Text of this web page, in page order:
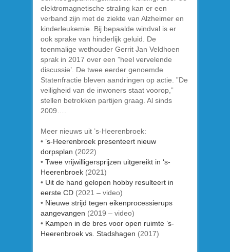
elektromagnetische straling kan er een
verband zijn met de ziekte van Alzheimer en
kinderleukemie. Bij bepaalde windval is er
ook sprake van hinderlijk geluid. De
toenmalige wethouder Gerrit Jan Veldhoen
sprak in 2017 over een ”heel vervelende
discussie’. De twee eerder genoemde
Statenfractie bleven aandringen op actie. ”De
veiligheid van de inwoners staat voorop,”
stellen betrokken partijen graag. Al sinds
2009….
Meer nieuws uit ’s-Heerenbroek:
• ’s-Heerenbroek presenteert nieuw
dorpsplan (2022)
• Twee vrijwilligersprijzen uitgereikt in ‘s-
Heerenbroek (2021)
• Uit de hand gelopen hobby resulteert in
eerste CD (2021 – video)
• Nieuwe strijd tegen eikenprocessierups
aangevangen (2019 – video)
• Kampen in de bres voor open ruimte ’s-
Heerenbroek vs. Stadshagen (2017)